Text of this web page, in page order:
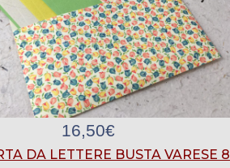
16,50€
DA LETTERE BUSTA VARESE 8